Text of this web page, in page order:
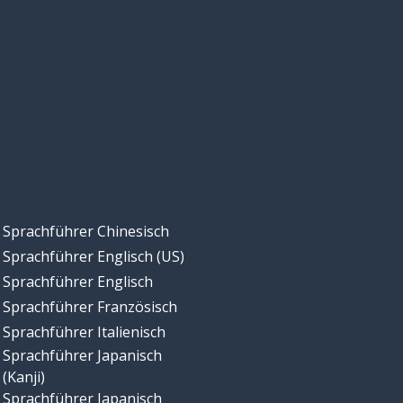
Sprachführer Chinesisch
Sprachführer Englisch (US)
Sprachführer Englisch
Sprachführer Französisch
Sprachführer Italienisch
Sprachführer Japanisch
(Kanji)
Sprachführer Japanisch